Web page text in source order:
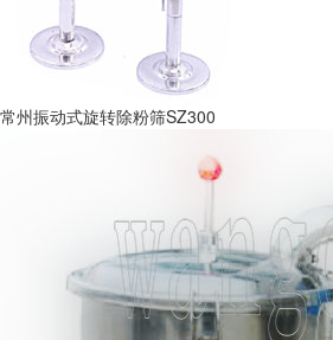
常州振动式旋转除粉筛SZ300